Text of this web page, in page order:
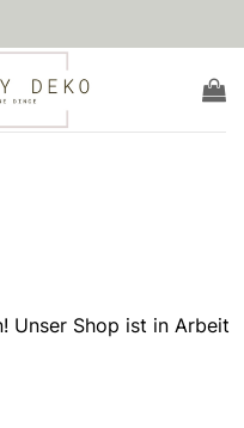
Unser Shop ist in Arbeit